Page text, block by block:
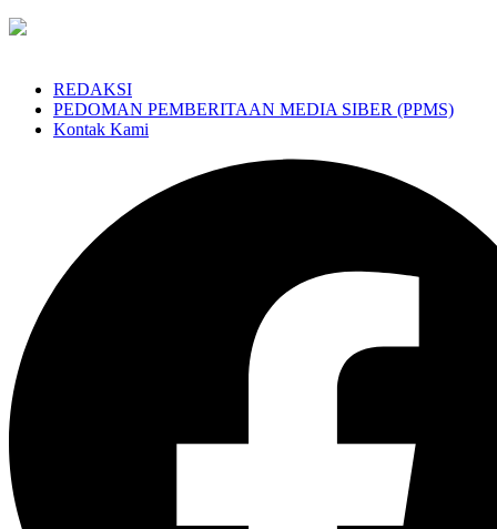
REDAKSI
PEDOMAN PEMBERITAAN MEDIA SIBER (PPMS)
Kontak Kami